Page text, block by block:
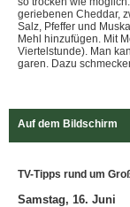
geriebenen Cheddar,
Salz, Pfeffer und
Mehl hinzufügen. Mit
Viertelstunde). Man
garen. Dazu
Auf dem Bildschirm
TV-Tipps rund um
Samstag, 16. Juni